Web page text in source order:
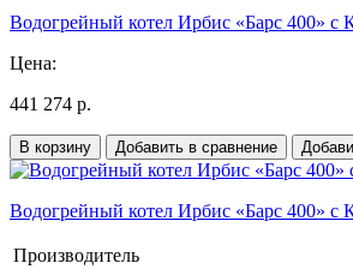
Водогрейный котел Ирбис «Барс 400» с
Цена:
441 274 р.
В корзину Добавить в сравнение
Водогрейный котел Ирбис «Барс 400» с
Производитель